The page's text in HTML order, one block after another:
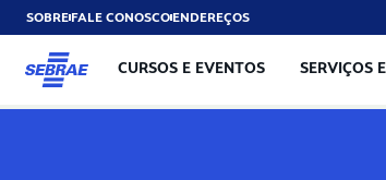
SOBREFALE CONOSCOENDEREÇOS
CURSOS E EVENTOS SERVIÇOS